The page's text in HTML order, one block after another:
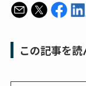
この記事を